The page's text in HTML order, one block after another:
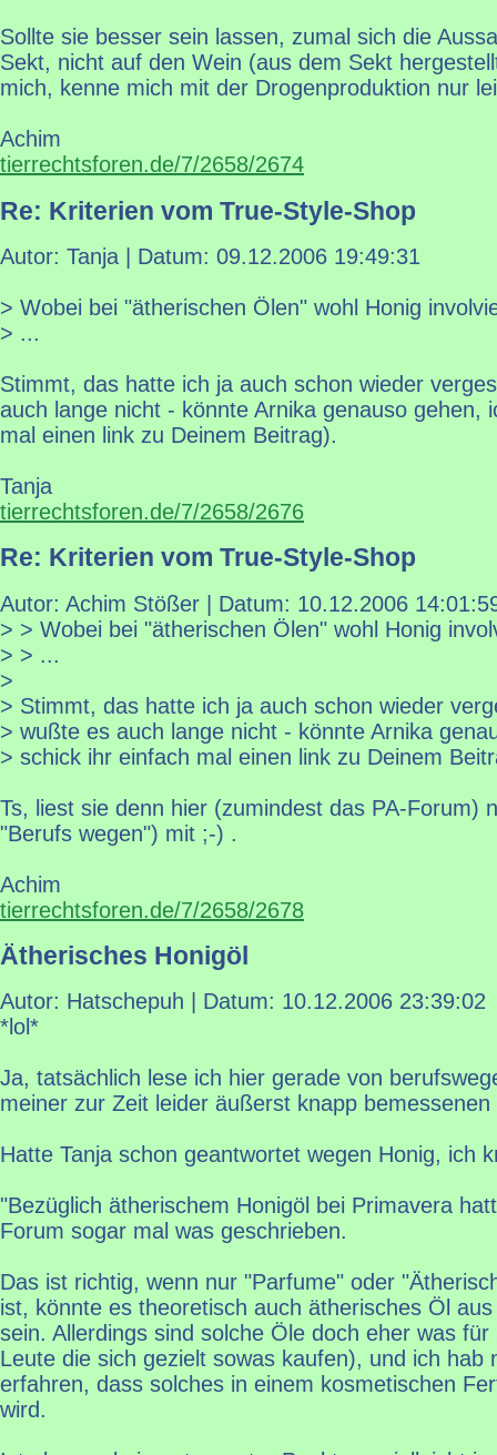
Sollte sie besser sein lassen, zumal sich die
Sekt, nicht auf den Wein (aus dem Sekt
mich, kenne mich mit der Drogenproduktion nur
Achim
tierrechtsforen.de/7/2658/2674
Re: Kriterien vom True-Style-Shop
Autor: Tanja | Datum: 09.12.2006 19:49:31
> Wobei bei "ätherischen Ölen" wohl Honig
> ...
Stimmt, das hatte ich ja auch schon wieder
auch lange nicht - könnte Arnika genauso gehen,
mal einen link zu Deinem Beitrag).
Tanja
tierrechtsforen.de/7/2658/2676
Re: Kriterien vom True-Style-Shop
Autor: Achim Stößer | Datum: 10.12.2006
> > Wobei bei "ätherischen Ölen" wohl Honig
> > ...
>
> Stimmt, das hatte ich ja auch schon wieder
> wußte es auch lange nicht - könnte Arnika
> schick ihr einfach mal einen link zu Deinem
Ts, liest sie denn hier (zumindest das PA-Forum)
"Berufs wegen") mit ;-) .
Achim
tierrechtsforen.de/7/2658/2678
Ätherisches Honigöl
Autor: Hatschepuh | Datum: 10.12.2006 23:39:02
*lol*
Ja, tatsächlich lese ich hier gerade von
meiner zur Zeit leider äußerst knapp bemessenen
Hatte Tanja schon geantwortet wegen Honig, ich
"Bezüglich ätherischem Honigöl bei Primavera
Forum sogar mal was geschrieben.
Das ist richtig, wenn nur "Parfume" oder
ist, könnte es theoretisch auch ätherisches Öl
sein. Allerdings sind solche Öle doch eher was
Leute die sich gezielt sowas kaufen), und ich hab
erfahren, dass solches in einem kosmetischen
wird.